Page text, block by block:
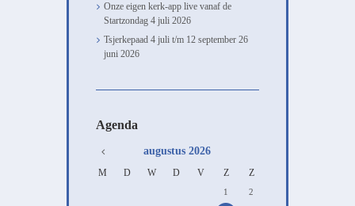
Onze eigen kerk-app live vanaf de
Startzondag 4 juli 2026
Tsjerkepaad 4 juli t/m 12 september 26
juni 2026
Agenda
augustus 2026
M D W D V Z Z
1 2